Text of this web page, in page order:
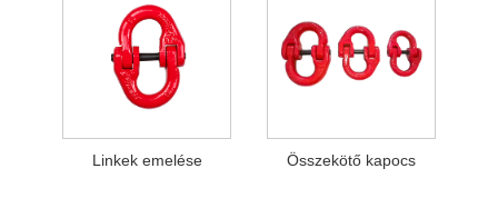
Linkek emelése Összekötő kapocs